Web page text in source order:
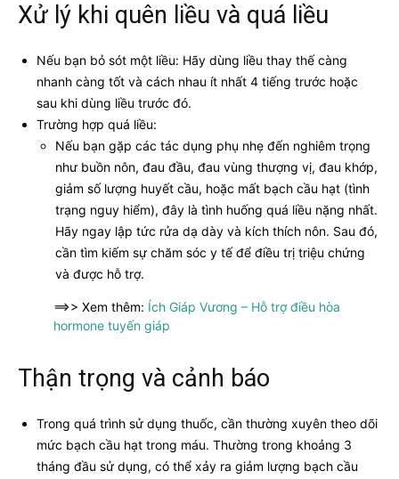
Xử lý khi quên liều và quá liều
Nếu bạn bỏ sót một liều: Hãy dùng liều thay thế càng
nhanh càng tốt và cách nhau ít nhất 4 tiếng trước hoặc
sau khi dùng liều trước đó.
Trường hợp quá liều:
Nếu bạn gặp các tác dụng phụ nhẹ đến nghiêm trọng
như buồn nôn, đau đầu, đau vùng thượng vị, đau khớp,
giảm số lượng huyết cầu, hoặc mất bạch cầu hạt (tình
trạng nguy hiểm), đây là tình huống quá liều nặng nhất.
Hãy ngay lập tức rửa dạ dày và kích thích nôn. Sau đó,
cần tìm kiếm sự chăm sóc y tế để điều trị triệu chứng
và được hỗ trợ.
==>> Xem thêm: Ích Giáp Vương – Hỗ trợ điều hòa
hormone tuyến giáp
Thận trọng và cảnh báo
Trong quá trình sử dụng thuốc, cần thường xuyên theo dõi
mức bạch cầu hạt trong máu. Thường trong khoảng 3
tháng đầu sử dụng, có thể xảy ra giảm lượng bạch cầu